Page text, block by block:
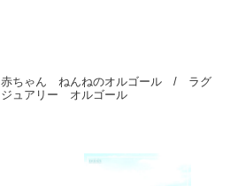
赤ちゃん ねんねのオルゴール / ラグ
ジュアリー オルゴール